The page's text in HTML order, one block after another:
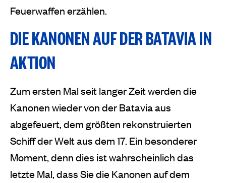
Feuerwaffen erzählen.
DIE KANONEN AUF DER BATAVIA IN
AKTION
Zum ersten Mal seit langer Zeit werden die
Kanonen wieder von der Batavia aus
abgefeuert, dem größten rekonstruierten
Schiff der Welt aus dem 17. Ein besonderer
Moment, denn dies ist wahrscheinlich das
letzte Mal, dass Sie die Kanonen auf dem